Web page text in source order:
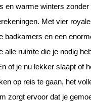
en warme winters
Met vier
badkamers en een
alle ruimte die je nodig
of je nu lekker slaapt of
op reis te gaan, het
zorgt ervoor dat je